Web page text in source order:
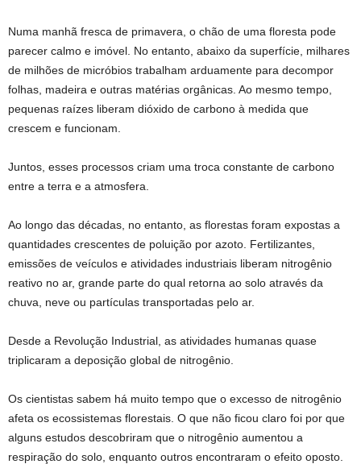
Numa manhã fresca de primavera, o chão de uma floresta pode
parecer calmo e imóvel. No entanto, abaixo da superfície, milhares
de milhões de micróbios trabalham arduamente para decompor
folhas, madeira e outras matérias orgânicas. Ao mesmo tempo,
pequenas raízes liberam dióxido de carbono à medida que
crescem e funcionam.
Juntos, esses processos criam uma troca constante de carbono
entre a terra e a atmosfera.
Ao longo das décadas, no entanto, as florestas foram expostas a
quantidades crescentes de poluição por azoto. Fertilizantes,
emissões de veículos e atividades industriais liberam nitrogênio
reativo no ar, grande parte do qual retorna ao solo através da
chuva, neve ou partículas transportadas pelo ar.
Desde a Revolução Industrial, as atividades humanas quase
triplicaram a deposição global de nitrogênio.
Os cientistas sabem há muito tempo que o excesso de nitrogênio
afeta os ecossistemas florestais. O que não ficou claro foi por que
alguns estudos descobriram que o nitrogênio aumentou a
respiração do solo, enquanto outros encontraram o efeito oposto.